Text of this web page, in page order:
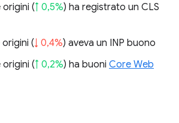
origini (↑ 0,5%) ha registrato un CLS
origini (↓ 0,4%) aveva un INP buono
origini (↑ 0,2%) ha buoni Core Web